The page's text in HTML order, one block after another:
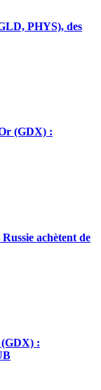
PHYS), des
(GDX) :
achètent de
: